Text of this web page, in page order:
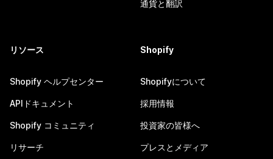
通貨と翻訳
リソース
Shopify ヘルプセンター
APIドキュメント
Shopify コミュニティ
リサーチ
Shopify
Shopifyについて
採用情報
投資家の皆様へ
プレスとメディア